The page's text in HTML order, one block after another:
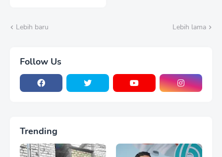
Lebih baru Lebih lama
Follow Us
Trending